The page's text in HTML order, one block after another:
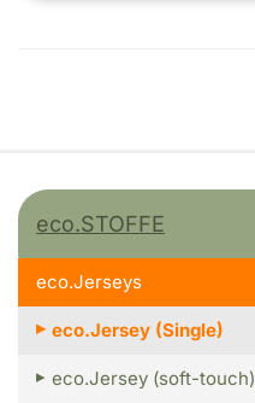
eco.STOFFE
eco.Jerseys
eco.Jersey (Single)
eco.Jersey (soft-touch)